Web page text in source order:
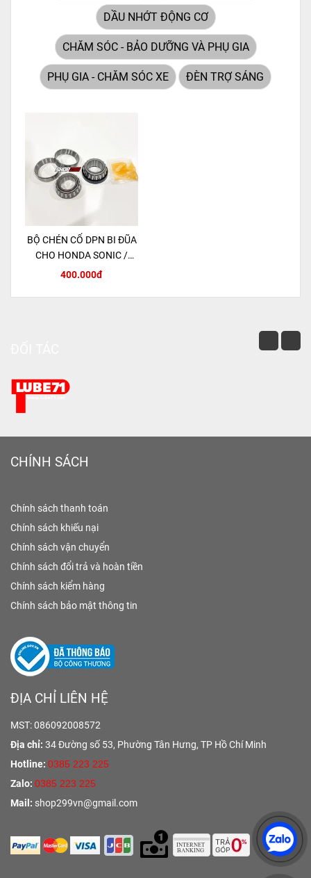
toàn không cần bảo dưỡng.
DẦU NHỚT ĐỘNG CƠ
CHĂM SÓC - BẢO DƯỠNG VÀ PHỤ GIA
PHỤ GIA - CHĂM SÓC XE ĐÈN TRỢ SÁNG
BỘ CHÉN CỔ DPN BI ĐŨA
CHO HONDA SONIC /
MSX 125 / CBR150R
400.000đ
CHÍNH SÁCH
Chính sách thanh toán
Chính sách khiếu nại
Chính sách vận chuyển
Chính sách đổi trả và hoàn tiền
Chính sách kiểm hàng
Chính sách bảo mật thông tin
ĐỊA CHỈ LIÊN HỆ
MST: 086092008572
Địa chỉ: 34 Đường số 53, Phường Tân Hưng, TP Hồ Chí Minh
Hotline: 0385 223 225
Zalo: 0385 223 225
Mail: shop299vn@gmail.com